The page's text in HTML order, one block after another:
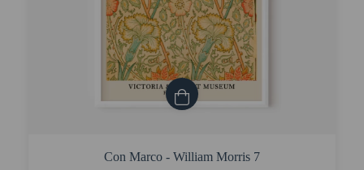
Con Marco - William Morris 7